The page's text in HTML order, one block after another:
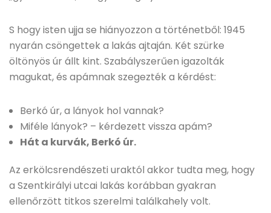
S hogy isten ujja se hiányozzon a történetből: 1945
nyarán csöngettek a lakás ajtaján. Két szürke
öltönyös úr állt kint. Szabályszerűen igazolták
magukat, és apámnak szegezték a kérdést:
Berkó úr, a lányok hol vannak?
Miféle lányok? – kérdezett vissza apám?
Hát a kurvák, Berkó úr.
Az erkölcsrendészeti uraktól akkor tudta meg, hogy
a Szentkirályi utcai lakás korábban gyakran
ellenőrzött titkos szerelmi találkahely volt.